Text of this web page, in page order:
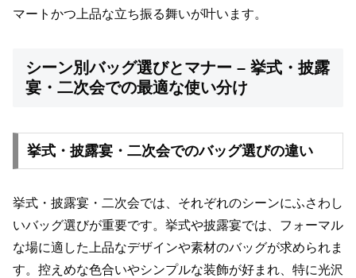
マートかつ上品な立ち振る舞いが叶います。
シーン別バッグ選びとマナー – 挙式・披露
宴・二次会での最適な使い分け
挙式・披露宴・二次会でのバッグ選びの違い
挙式・披露宴・二次会では、それぞれのシーンにふさわし
いバッグ選びが重要です。挙式や披露宴では、フォーマル
な場に適した上品なデザインや素材のバッグが求められま
す。控えめな色合いやシンプルな装飾が好まれ、特に光沢